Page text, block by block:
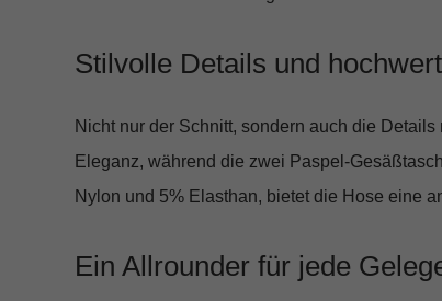
Stilvolle Details und
Nicht nur der Schnitt, sondern auch die
Eleganz, während die zwei Paspel-
Nylon und 5% Elasthan, bietet die Hose eine
Ein Allrounder für jede